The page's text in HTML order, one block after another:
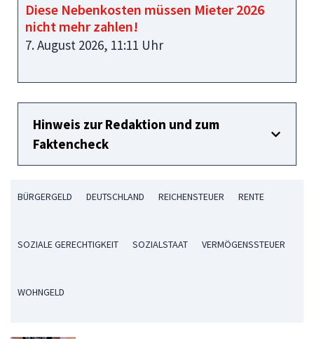
Diese Nebenkosten müssen Mieter 2026
nicht mehr zahlen!
7. August 2026, 11:11 Uhr
Hinweis zur Redaktion und zum
Faktencheck
BÜRGERGELD DEUTSCHLAND REICHENSTEUER RENTE
SOZIALE GERECHTIGKEIT SOZIALSTAAT VERMÖGENSSTEUER
WOHNGELD